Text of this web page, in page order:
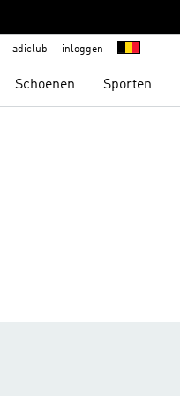
adiclub inloggen
Schoenen Sporten